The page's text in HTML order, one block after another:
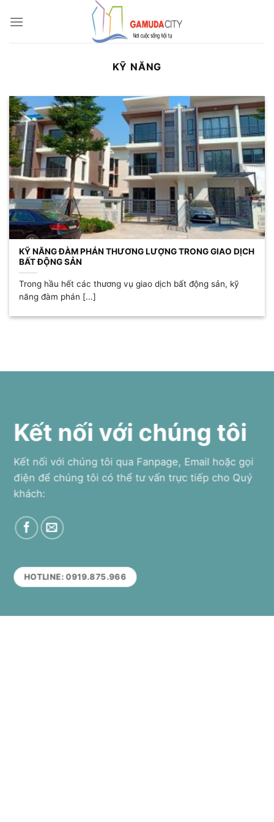
qua
KỸ NĂNG
KỸ NĂNG ĐÀM PHÁN THƯƠNG LƯỢNG TRONG GIAO DỊCH
BẤT ĐỘNG SẢN
Trong hầu hết các thương vụ giao dịch bất động sản, kỹ
năng đàm phán [...]
Kết nối với chúng tôi
Kết nối với chúng tôi qua Fanpage, Email hoặc gọi
điện để chúng tôi có thể tư vấn trực tiếp cho Quý
khách:
HOTLINE: 0919.875.966